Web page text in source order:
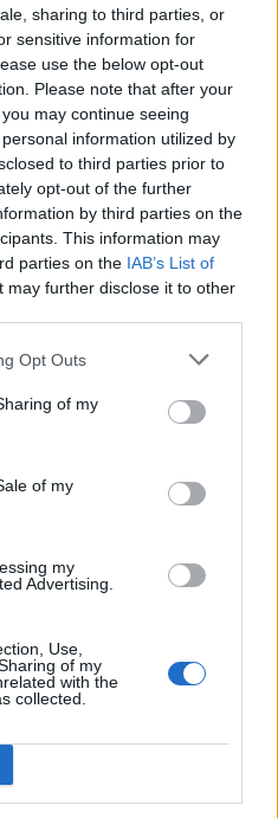
sharing to third parties, or
sensitive information for
use the below opt-out
Please note that after your
may continue seeing
information utilized by
to third parties prior to
opt-out of the further
by third parties on the
This information may
parties on the IAB’s List of
may further disclose it to other
Opt Outs
of my
of my
my
Advertising.
Use,
of my
with the
collected.
που πήγε την
δηλαδή, η
42χρονος το έκανε
είναι καλό παιδί,
χρήματα στο
ελεύθερος αλλά
γιατί
έχει έγγραφα
την οποία έκανε